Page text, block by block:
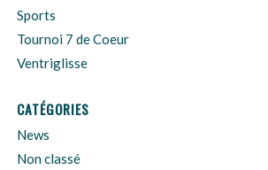
Sports
Tournoi 7 de Coeur
Ventriglisse
CATÉGORIES
News
Non classé